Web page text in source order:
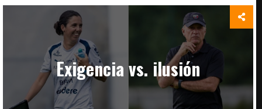
Exigencia vs. ilusión